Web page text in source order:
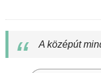
A középút